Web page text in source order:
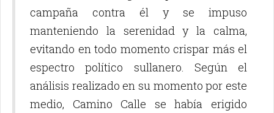
campaña contra él y se impuso
manteniendo la serenidad y la calma,
evitando en todo momento crispar más el
espectro político sullanero. Según el
análisis realizado en su momento por este
medio, Camino Calle se había erigido